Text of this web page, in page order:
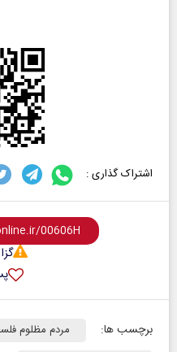
اشتراک گذاری :
برچسب ها: مردم مظلوم